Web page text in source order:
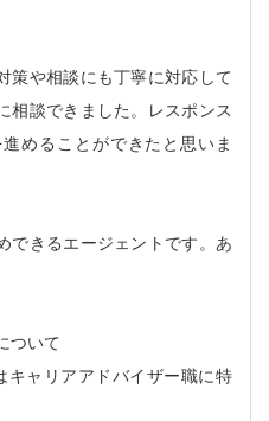
策や相談にも丁寧に対応して
相談できました。レスポンス
めることができたと思いま
できるエージェントです。あ
ついて
キャリアアドバイザー職に特